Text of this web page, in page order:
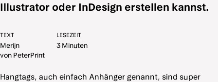
Illustrator oder InDesign erstellen kannst.
TEXT
Merijn
von PeterPrint
LESEZEIT
3 Minuten
Hangtags, auch einfach Anhänger genannt, sind super